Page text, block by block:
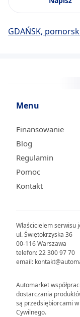
GDAŃSK,
Właścicielem serwisu
ul. Świętokrzyska 36
00-116 Warszawa
telefon: 22 300 97 70
email:
Automarket
dostarczania
są przedsiębiorcami
Cywilnego.
Menu
Finansowanie
Blog
Regulamin
Pomoc
Kontakt